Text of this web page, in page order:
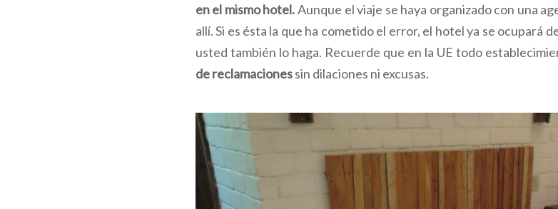
en el mismo hotel.Aunque el viaje se haya organizado con una
allí. Si es ésta la que ha cometido el error, el hotel ya se ocupará
usted también lo haga. Recuerde que en la UE todo
de reclamacionessin dilaciones ni excusas.